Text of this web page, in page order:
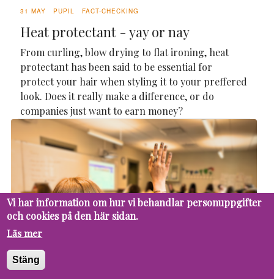
31 MAY PUPIL FACT-CHECKING
Heat protectant - yay or nay
From curling, blow drying to flat ironing, heat
protectant has been said to be essential for
protect your hair when styling it to your preffered
look. Does it really make a difference, or do
companies just want to earn money?
Vi har information om hur vi behandlar personuppgifter
och cookies på den här sidan.
Läs mer
Stäng